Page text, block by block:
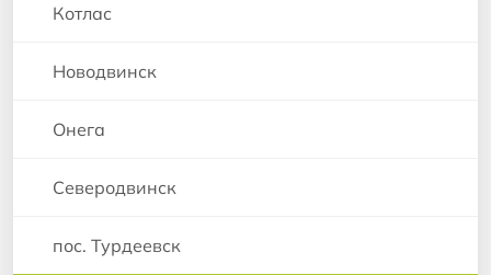
Котлас
Новодвинск
Онега
Северодвинск
пос. Турдеевск